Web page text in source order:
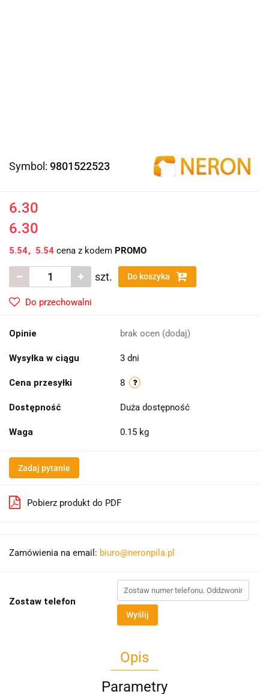
Symbol: 9801522523
6.30
6.30
5.54 5.54 cena z kodem PROMO
szt. Do koszyka
Do przechowalni
Opinie brak ocen (dodaj)
Wysyłka w ciągu 3 dni
Cena przesyłki 8
Dostępność Duża dostępność
Waga 0.15 kg
Zadaj pytanie
Pobierz produkt do PDF
Zamówienia na email: biuro@neronpila.pl
Zostaw telefon
Wyślij
Opis
Parametry